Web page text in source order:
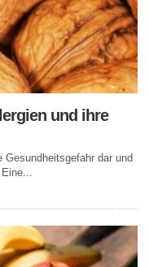
und ihre
Gesundheitsgefahr dar und